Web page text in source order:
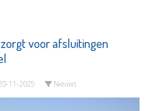
voor afsluitingen
11-2025 Nieuws